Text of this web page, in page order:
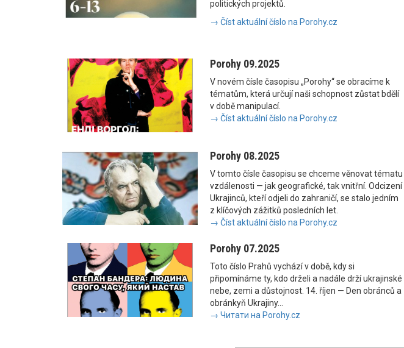
politických projektů.
→ Číst aktuální číslo na Porohy.cz
Porohy 09.2025
V novém čísle časopisu „Porohy“ se obracíme k
tématům, která určují naši schopnost zůstat bdělí
v době manipulací.
→ Číst aktuální číslo na Porohy.cz
Porohy 08.2025
V tomto čísle časopisu se chceme věnovat tématu
vzdálenosti — jak geografické, tak vnitřní. Odcizení
Ukrajinců, kteří odjeli do zahraničí, se stalo jedním
z klíčových zážitků posledních let.
→ Číst aktuální číslo na Porohy.cz
Porohy 07.2025
Toto číslo Prahů vychází v době, kdy si
připomínáme ty, kdo drželi a nadále drží ukrajinské
nebe, zemi a důstojnost. 14. říjen — Den obránců a
obránkyň Ukrajiny...
→ Читати на Porohy.cz